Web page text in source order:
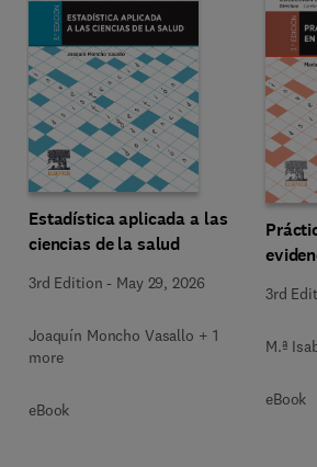
Estadística aplicada a las
ciencias de la salud
3rd Edition - May 29, 2026
Joaquín Moncho Vasallo + 1
more
eBook
3rd
M.ª
eBook